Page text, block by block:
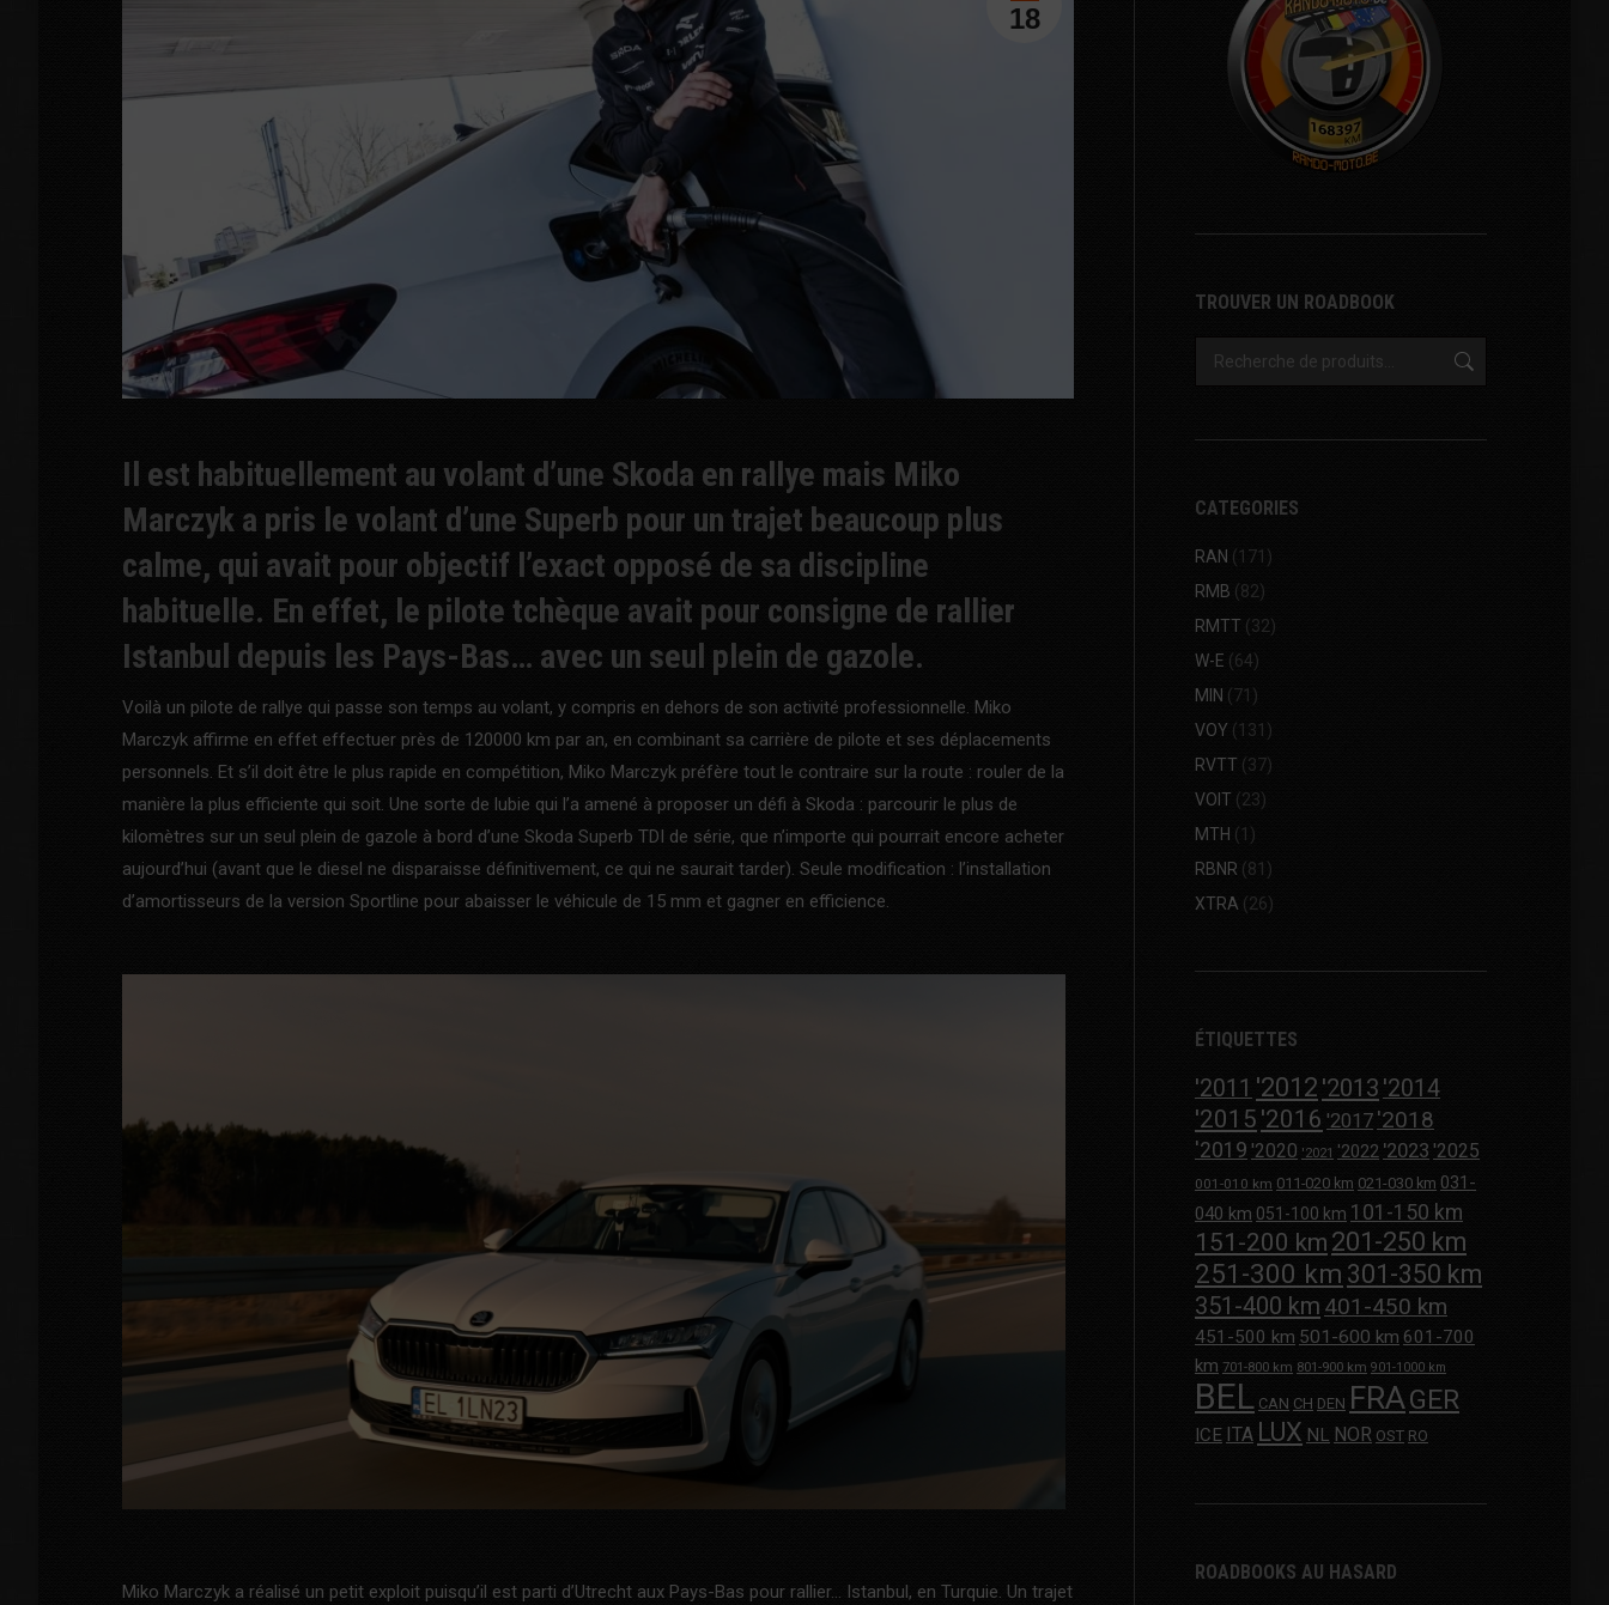
18
Il est habituellement au volant d’une Skoda en rallye mais Miko
Marczyk a pris le volant d’une Superb pour un trajet beaucoup plus
calme, qui avait pour objectif l’exact opposé de sa discipline
habituelle. En effet, le pilote tchèque avait pour consigne de rallier
Istanbul depuis les Pays-Bas… avec un seul plein de gazole.
Voilà un pilote de rallye qui passe son temps au volant, y compris en dehors de son activité professionnelle. Miko
Marczyk affirme en effet effectuer près de 120000 km par an, en combinant sa carrière de pilote et ses déplacements
personnels. Et s’il doit être le plus rapide en compétition, Miko Marczyk préfère tout le contraire sur la route : rouler de la
manière la plus efficiente qui soit. Une sorte de lubie qui l’a amené à proposer un défi à Skoda : parcourir le plus de
kilomètres sur un seul plein de gazole à bord d’une Skoda Superb TDI de série, que n’importe qui pourrait encore acheter
aujourd’hui (avant que le diesel ne disparaisse définitivement, ce qui ne saurait tarder). Seule modification : l’installation
d’amortisseurs de la version Sportline pour abaisser le véhicule de 15 mm et gagner en efficience.
Miko Marczyk a réalisé un petit exploit puisqu’il est parti d’Utrecht aux Pays-Bas pour rallier… Istanbul, en Turquie. Un trajet
TROUVER UN ROADBOOK
CATEGORIES
RAN (171)
RMB (82)
RMTT (32)
W-E (64)
MIN (71)
VOY (131)
RVTT (37)
VOIT (23)
MTH (1)
RBNR (81)
XTRA (26)
ÉTIQUETTES
'2011 '2012 '2013 '2014
'2015 '2016 '2017 '2018
'2019 '2020 '2021 '2022 '2023 '2025
001-010 km 011-020 km 021-030 km 031-
040 km 051-100 km 101-150 km
151-200 km 201-250 km
251-300 km 301-350 km
351-400 km 401-450 km
451-500 km 501-600 km 601-700
km 701-800 km 801-900 km 901-1000 km
BEL CAN CH DEN FRAGER
ICE ITA LUX NL NOR OST RO
ROADBOOKS AU HASARD